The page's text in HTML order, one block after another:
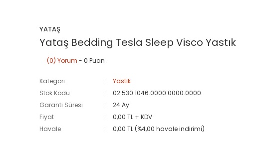
YATAŞ
Yataş Bedding Tesla Sleep Visco Yastık
(0) Yorum - 0 Puan
Kategori
Yastık
Stok Kodu
02.530.1046.0000.0000.0000.
Garanti Süresi
24 Ay
Fiyat
0,00 TL + KDV
Havale
0,00 TL (%4,00 havale indirimi)